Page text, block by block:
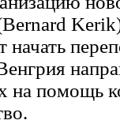
на помощь